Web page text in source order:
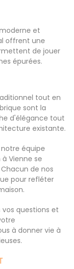
et
offrent une
de jouer
épurées.
tout en
sont la
d'élégance tout
existante.
équipe
Vienne se
de nos
pour refléter
questions et
à donner vie à